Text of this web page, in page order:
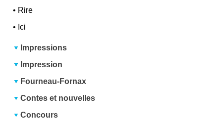
• Rire
• Ici
Impressions
Impression
Fourneau-Fornax
Contes et nouvelles
Concours